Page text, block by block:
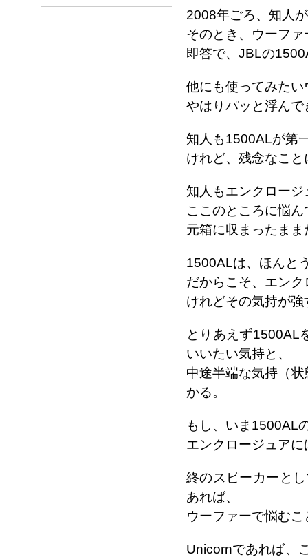
2008年ごろ、知人
そのとき、ウーフ
即答で、JBLの
他にも使ってみた
やはりパッと浮ん
知人も1500ALが第
けれど、残念なこ
知人もエンクロー
ここのところに悩
元箱に収まったまま
1500ALは、ほんと
だからこそ、エン
けれどその気持が
とりあえず1500AL
いいたい気持と、
中途半端な気持（
かる。
もし、いま1500AL
エンクロージュア
終のスピーカーと
あれば、
ウーファーで悩む
Unicornであれば、